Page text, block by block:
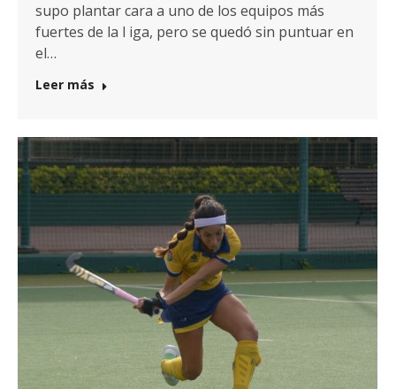
supo plantar cara a uno de los equipos más
fuertes de la l iga, pero se quedó sin puntuar en
el…
Leer más